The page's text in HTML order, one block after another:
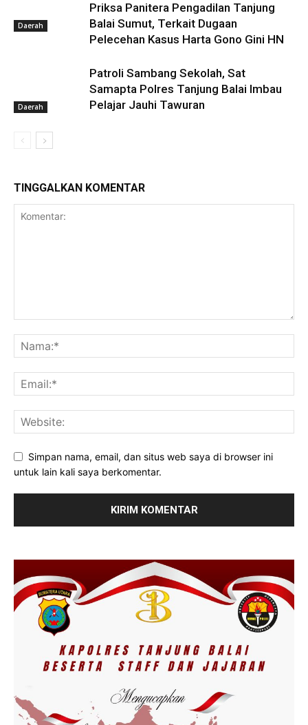
Daerah
Priksa Panitera Pengadilan Tanjung
Balai Sumut, Terkait Dugaan
Pelecehan Kasus Harta Gono Gini HN
Daerah
Patroli Sambang Sekolah, Sat
Samapta Polres Tanjung Balai Imbau
Pelajar Jauhi Tawuran
TINGGALKAN KOMENTAR
Simpan nama, email, dan situs web saya di browser ini
untuk lain kali saya berkomentar.